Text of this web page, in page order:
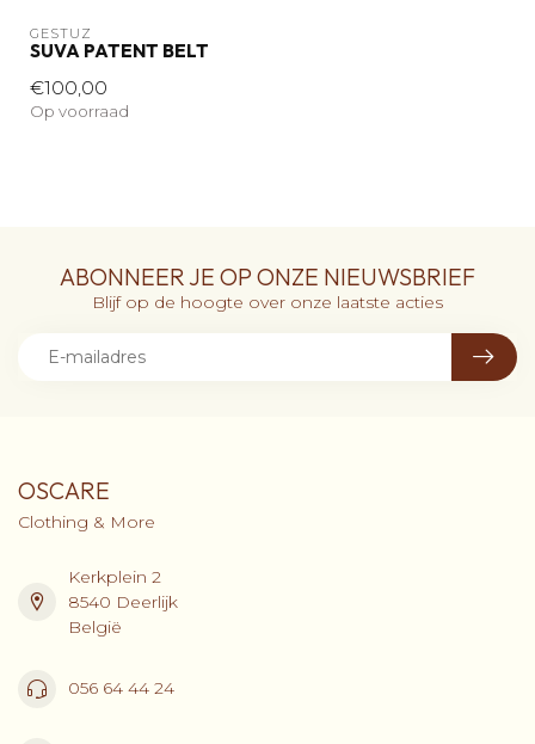
GESTUZ
SUVA PATENT BELT
€100,00
Op voorraad
ABONNEER JE OP ONZE NIEUWSBRIEF
Blijf op de hoogte over onze laatste acties
OSCARE
Clothing & More
Kerkplein 2
8540 Deerlijk
België
056 64 44 24